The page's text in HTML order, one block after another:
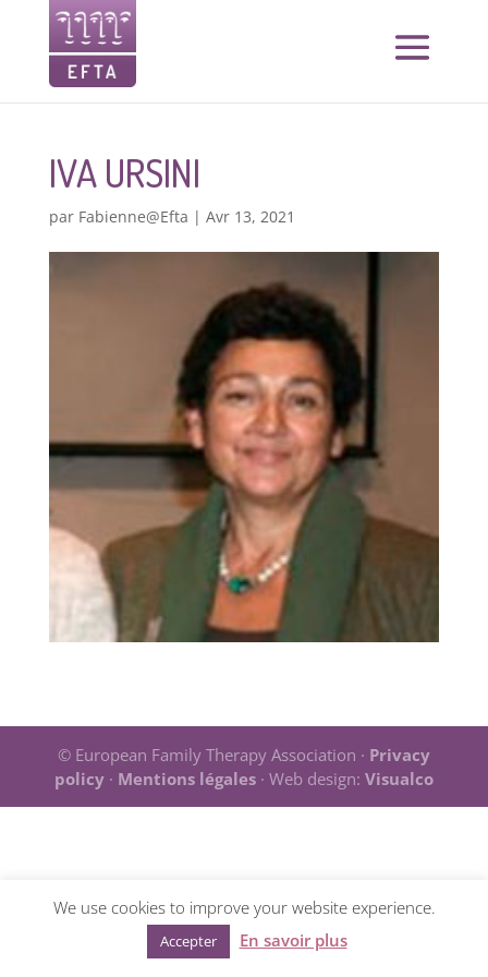
IVA URSINI
par Fabienne@Efta | Avr 13, 2021
© European Family Therapy Association · Privacy
policy· Mentions légales· Web design: Visualco
We use cookies to improve your website experience.
Accepter En savoir plus